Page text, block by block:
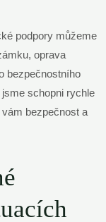
podpory můžeme
oprava
bezpečnostního
schopni rychle
bezpečnost a